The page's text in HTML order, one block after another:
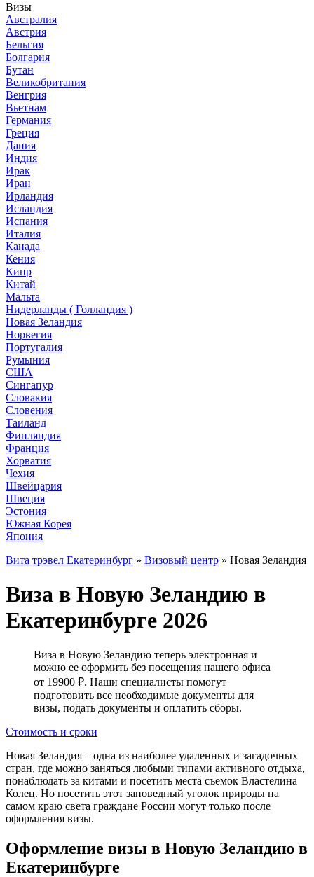
Визы
Австралия
Австрия
Бельгия
Болгария
Бутан
Великобритания
Венгрия
Вьетнам
Германия
Греция
Дания
Индия
Ирак
Иран
Ирландия
Исландия
Испания
Италия
Канада
Кения
Кипр
Китай
Мальта
Нидерланды ( Голландия )
Новая Зеландия
Норвегия
Португалия
Румыния
США
Сингапур
Словакия
Словения
Таиланд
Финляндия
Франция
Хорватия
Чехия
Швейцария
Швеция
Эстония
Южная Корея
Япония
Вита трэвел Екатеринбург » Визовый центр » Новая Зеландия
Виза в Новую Зеландию в
Екатеринбурге 2026
Виза в Новую Зеландию теперь электронная и
можно ее оформить без посещения нашего офиса
от 19900 ₽. Наши специалисты помогут
подготовить все необходимые документы для
визы, подать документы и оплатить сборы.
Стоимость и сроки
Новая Зеландия – одна из наиболее удаленных и загадочных
стран, где можно заняться любыми типами активного отдыха,
понаблюдать за китами и посетить места съемок Властелина
Колец. Но посетить этот заповедный уголок природы на
самом краю света граждане России могут только после
оформления визы.
Оформление визы в Новую Зеландию в
Екатеринбурге